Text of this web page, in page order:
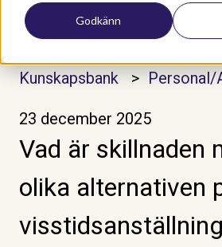
Godkänn
Kunskapsbank Personal/
23 december 2025
Vad är skillnaden
olika alternativen